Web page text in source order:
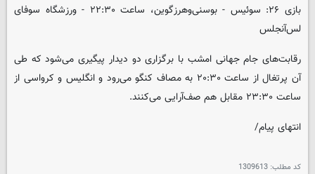
بازی ۲۶: سوئیس - بوسنی‌وهرزگوین، ساعت ۲۲:۳۰ - ورزشگاه سوفای
لس‌آنجلس
رقابت‌های جام جهانی امشب با برگزاری دو دیدار پیگیری می‌شود که طی
آن پرتغال از ساعت ۲۰:۳۰ به مصاف کنگو می‌رود و انگلیس و کرواسی از
ساعت ۲۳:۳۰ مقابل هم صف‌آرایی می‌کنند.
انتهای پیام/
کد مطلب: 1309613